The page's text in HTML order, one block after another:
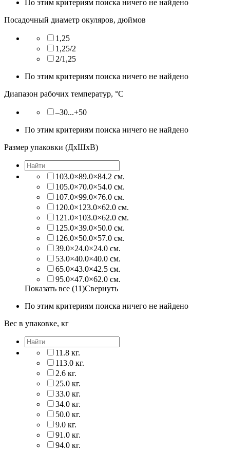
По этим критериям поиска ничего не найдено
Посадочный диаметр окуляров, дюймов
1,25
1,25/2
2/1,25
По этим критериям поиска ничего не найдено
Диапазон рабочих температур, °С
–30...+50
По этим критериям поиска ничего не найдено
Размер упаковки (ДхШхВ)
103.0×89.0×84.2 см.
105.0×70.0×54.0 см.
107.0×99.0×76.0 см.
120.0×123.0×62.0 см.
121.0×103.0×62.0 см.
125.0×39.0×50.0 см.
126.0×50.0×57.0 см.
39.0×24.0×24.0 см.
53.0×40.0×40.0 см.
65.0×43.0×42.5 см.
95.0×47.0×62.0 см.
Показать все (11)Свернуть
По этим критериям поиска ничего не найдено
Вес в упаковке, кг
11.8 кг.
113.0 кг.
2.6 кг.
25.0 кг.
33.0 кг.
34.0 кг.
50.0 кг.
9.0 кг.
91.0 кг.
94.0 кг.